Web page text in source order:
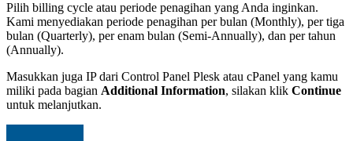
Pilih billing cycle atau periode penagihan yang Anda inginkan.
Kami menyediakan periode penagihan per bulan (Monthly), per tiga
bulan (Quarterly), per enam bulan (Semi-Annually), dan per tahun
(Annually).
Masukkan juga IP dari Control Panel Plesk atau cPanel yang kamu
miliki pada bagian Additional Information, silakan klik Continue
untuk melanjutkan.